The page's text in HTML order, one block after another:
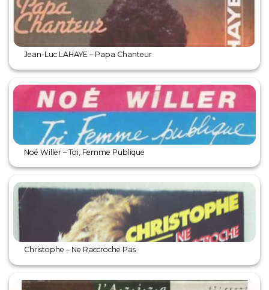
Jean-Luc LAHAYE – Papa Chanteur
Noé Willer – Toi, Femme Publique
Christophe – Ne Raccroche Pas